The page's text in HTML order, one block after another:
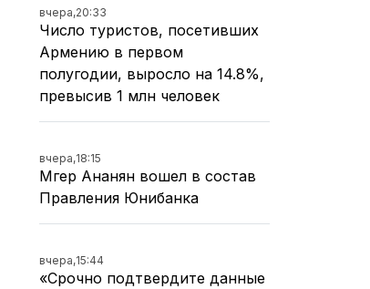
вчера,20:33
Число туристов, посетивших
Армению в первом
полугодии, выросло на 14.8%,
превысив 1 млн человек
вчера,18:15
Мгер Ананян вошел в состав
Правления Юнибанка
вчера,15:44
«Срочно подтвердите данные